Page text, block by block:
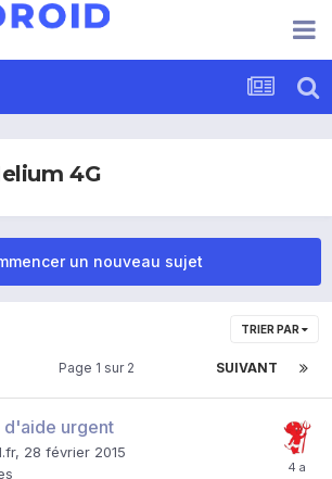
4G
un nouveau sujet
TRIER PAR
SUIVANT
Page 1 sur 2
urgent
, 28 février 2015